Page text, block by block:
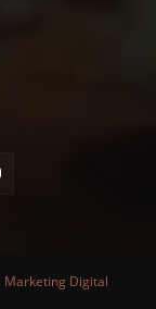
Marketing Digital